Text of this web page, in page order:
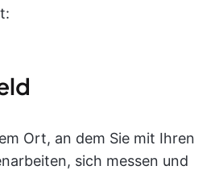
Ort, an dem Sie mit Ihren
sich messen und